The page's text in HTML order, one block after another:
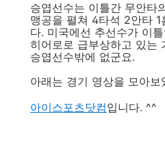
승엽선수는 이틀간 무안타
맹공을 펼쳐 4타석 2안타
다. 미국에선 추선수가 이
히어로로 급부상하고 있는
승엽선수밖에 없군요.
아래는 경기 영상을 모아
아이스포츠닷컴입니다. ^^